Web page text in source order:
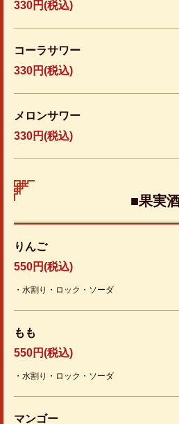
330円(税込)
コーラサワー
330円(税込)
メロンサワー
330円(税込)
■果実
りんご
550円(税込)
・水割り・ロック・ソーダ
もも
550円(税込)
・水割り・ロック・ソーダ
マンゴー
この店舗情報を
ドリンク | 餃子酒場ちゃおず
https://gyouzasakaba-chaoz.owst.jp/